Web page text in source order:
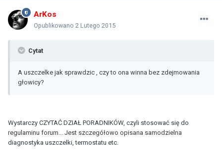
ArKos
Opublikowano 2 Lutego 2015
Cytat
A uszczelke jak sprawdzic , czy to ona winna bez zdejmowania
głowicy?
Wystarczy CZYTAĆ DZIAŁ PORADNIKÓW, czyli stosować się do
regulaminu forum... Jest szczegółowo opisana samodzielna
diagnostyka uszczelki, termostatu etc.